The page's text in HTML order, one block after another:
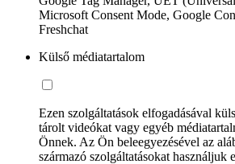
Microsoft Consent Mode, Google
Freshchat
Külső médiatartalom
Ezen szolgáltatások elfogadásával
tárolt videókat vagy egyéb
Önnek. Az Ön beleegyezésével az
származó szolgáltatásokat használjuk